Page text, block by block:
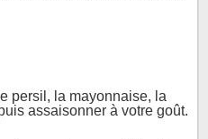
persil, la mayonnaise, la